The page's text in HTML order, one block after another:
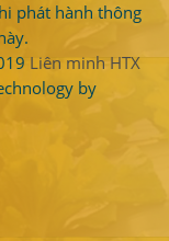
phát hành thông
Liên minh HTX
by